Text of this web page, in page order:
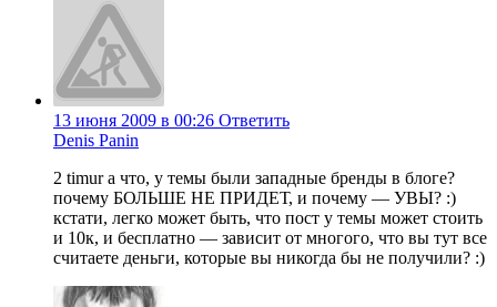
13 июня 2009 в 00:26 Ответить
Denis Panin
2 timur а что, у темы были западные бренды в блоге?
почему БОЛЬШЕ НЕ ПРИДЕТ, и почему — УВЫ? :)
кстати, легко может быть, что пост у темы может стоить
и 10к, и бесплатно — зависит от многого, что вы тут все
считаете деньги, которые вы никогда бы не получили? :)